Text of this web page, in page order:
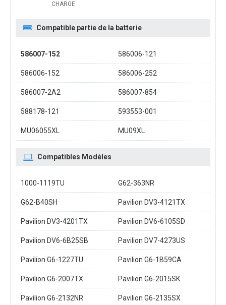
CHARGE
Compatible partie de la batterie
586007-152 586006-121
586006-152 586006-252
586007-2A2 586007-854
588178-121 593553-001
MU06055XL MU09XL
Compatibles Modèles
1000-1119TU G62-363NR
G62-B40SH Pavilion DV3-4121TX
Pavilion DV3-4201TX Pavilion DV6-6105SD
Pavilion DV6-6B25SB Pavilion DV7-4273US
Pavilion G6-1227TU Pavilion G6-1B59CA
Pavilion G6-2007TX Pavilion G6-2015SK
Pavilion G6-2132NR Pavilion G6-2135SX